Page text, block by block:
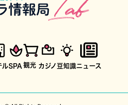
ルSPA 観光 カジノ豆知識ニュース